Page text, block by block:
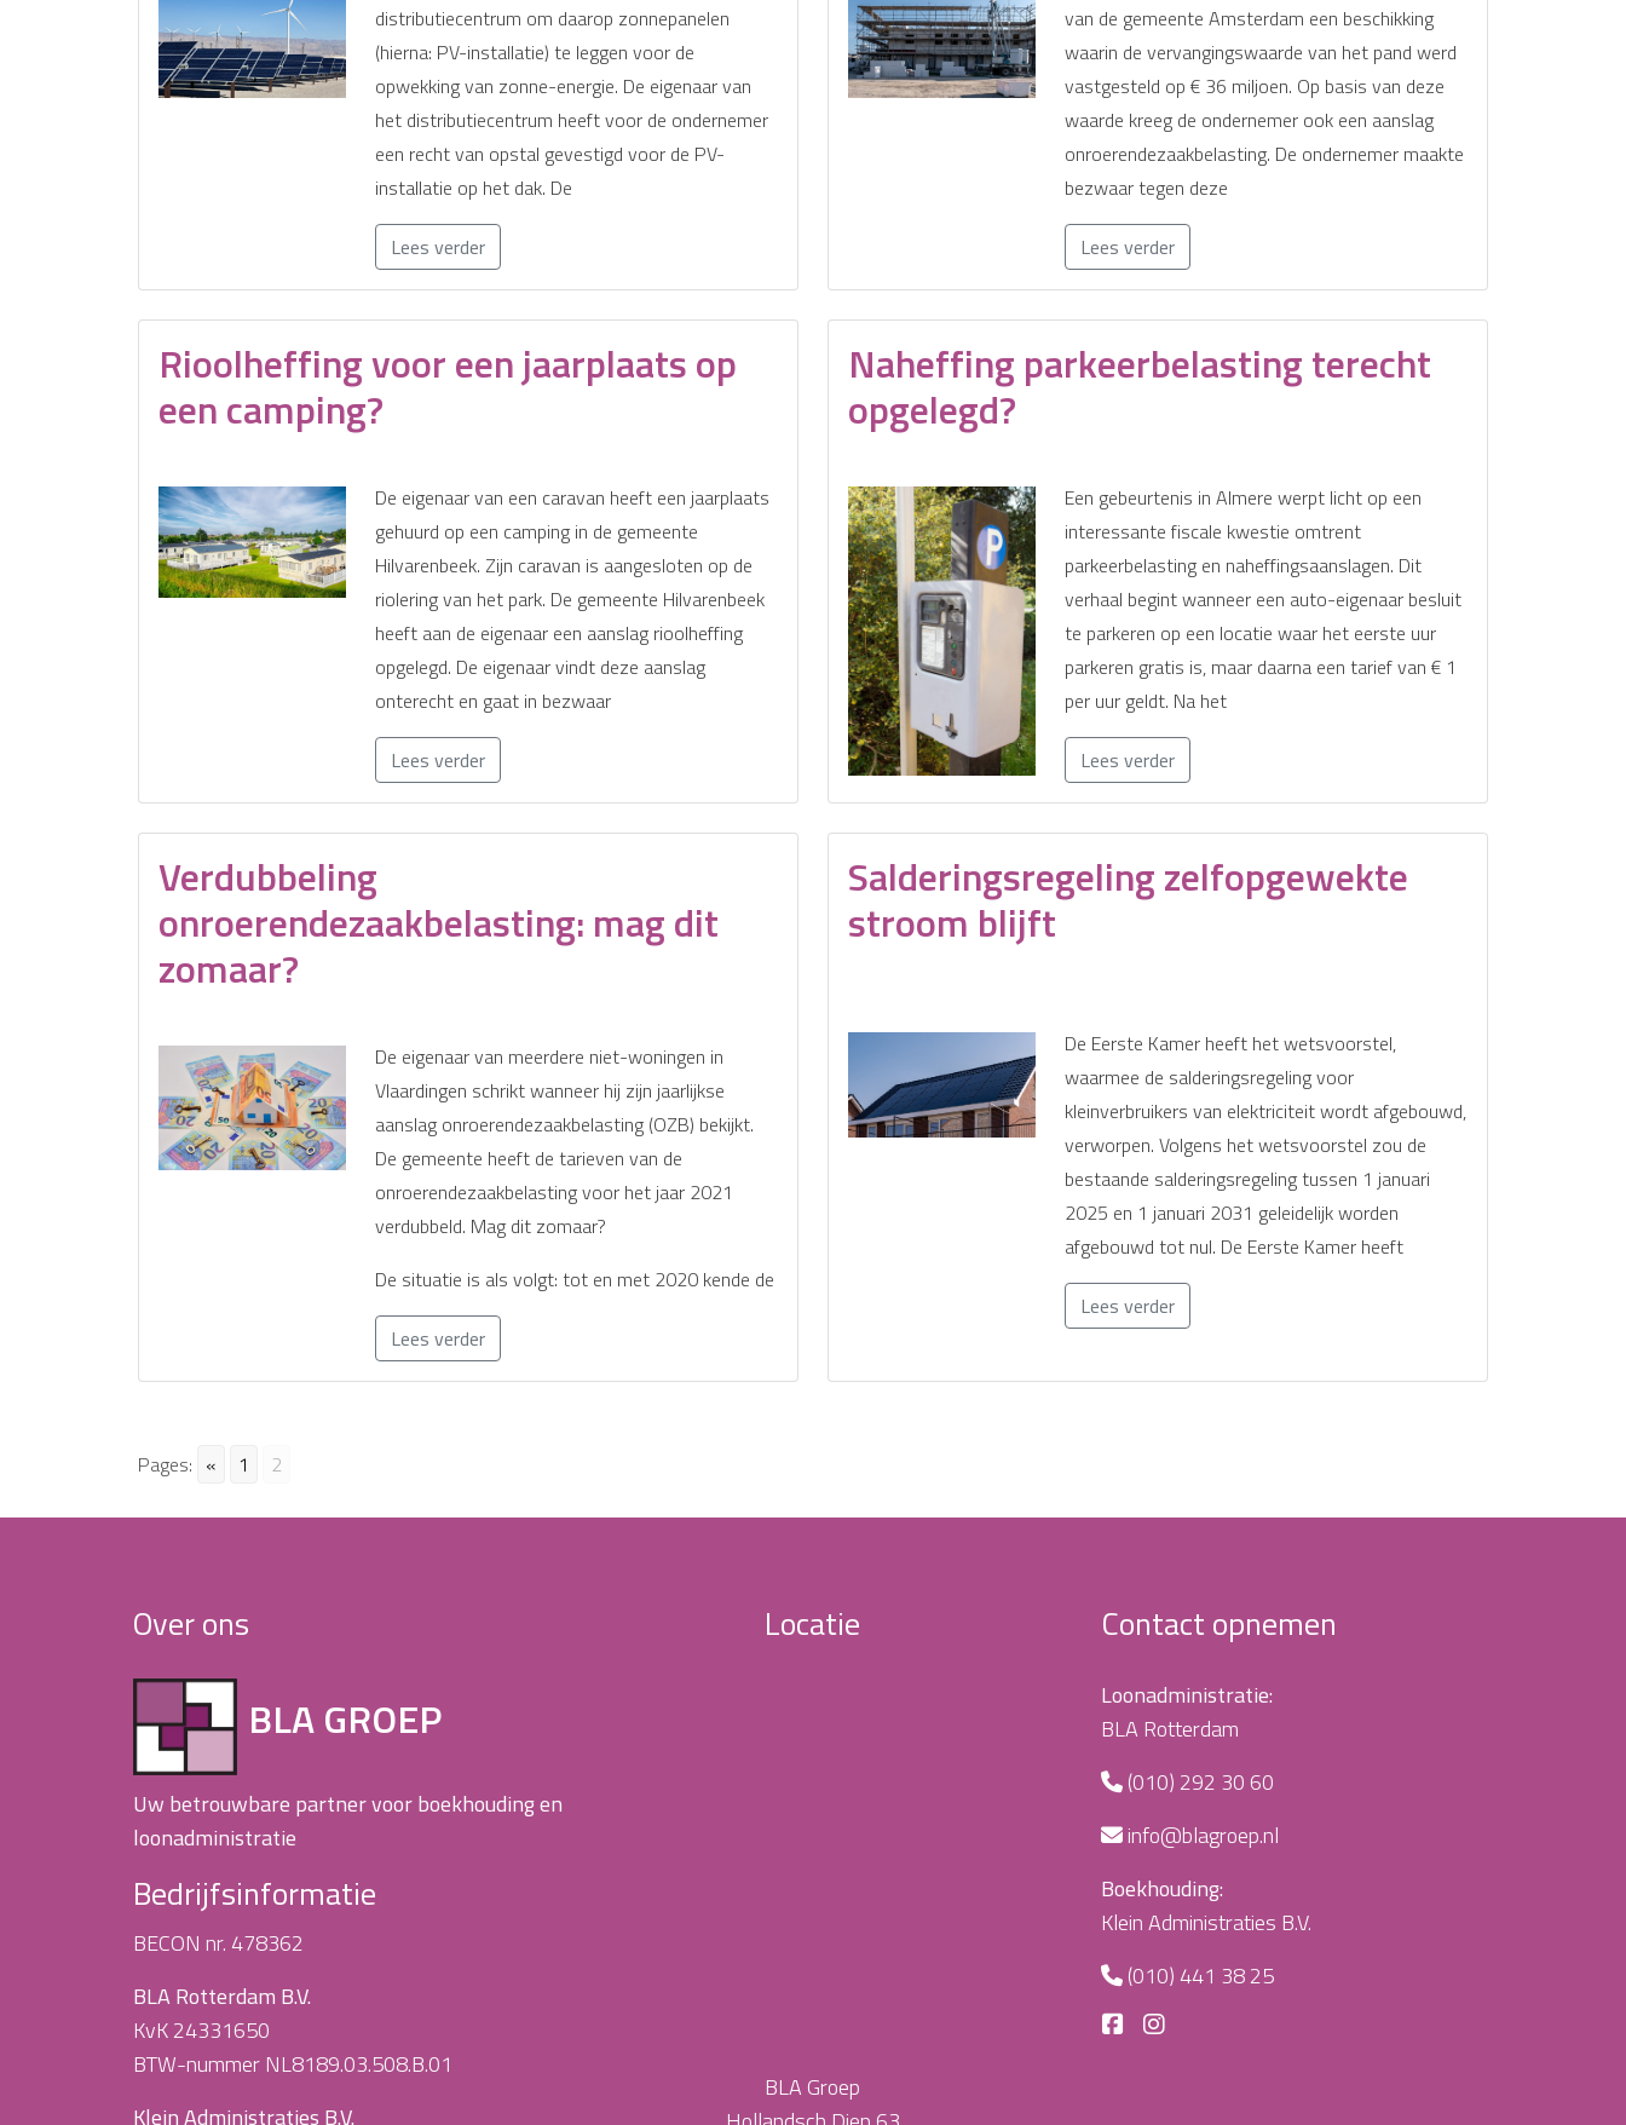
distributiecentrum om daarop zonnepanelen
(hierna: PV-installatie) te leggen voor de
opwekking van zonne-energie. De eigenaar van
het distributiecentrum heeft voor de ondernemer
een recht van opstal gevestigd voor de PV-
installatie op het dak. De
Lees verder
van de gemeente Amsterdam een beschikking
waarin de vervangingswaarde van het pand werd
vastgesteld op € 36 miljoen. Op basis van deze
waarde kreeg de ondernemer ook een aanslag
onroerendezaakbelasting. De ondernemer maakte
bezwaar tegen deze
Lees verder
Rioolheffing voor een jaarplaats op
een camping?
De eigenaar van een caravan heeft een jaarplaats
gehuurd op een camping in de gemeente
Hilvarenbeek. Zijn caravan is aangesloten op de
riolering van het park. De gemeente Hilvarenbeek
heeft aan de eigenaar een aanslag rioolheffing
opgelegd. De eigenaar vindt deze aanslag
onterecht en gaat in bezwaar
Lees verder
Naheffing parkeerbelasting terecht
opgelegd?
Een gebeurtenis in Almere werpt licht op een
interessante fiscale kwestie omtrent
parkeerbelasting en naheffingsaanslagen. Dit
verhaal begint wanneer een auto-eigenaar besluit
te parkeren op een locatie waar het eerste uur
parkeren gratis is, maar daarna een tarief van € 1
per uur geldt. Na het
Lees verder
Verdubbeling
onroerendezaakbelasting: mag dit
zomaar?
De eigenaar van meerdere niet-woningen in
Vlaardingen schrikt wanneer hij zijn jaarlijkse
aanslag onroerendezaakbelasting (OZB) bekijkt.
De gemeente heeft de tarieven van de
onroerendezaakbelasting voor het jaar 2021
verdubbeld. Mag dit zomaar?
De situatie is als volgt: tot en met 2020 kende de
Lees verder
Salderingsregeling zelfopgewekte
stroom blijft
De Eerste Kamer heeft het wetsvoorstel,
waarmee de salderingsregeling voor
kleinverbruikers van elektriciteit wordt afgebouwd,
verworpen. Volgens het wetsvoorstel zou de
bestaande salderingsregeling tussen 1 januari
2025 en 1 januari 2031 geleidelijk worden
afgebouwd tot nul. De Eerste Kamer heeft
Lees verder
Pages: « 1 2
Over ons
BLA GROEP
Uw betrouwbare partner voor boekhouding en
loonadministratie
Bedrijfsinformatie
BECON nr. 478362
BLA Rotterdam B.V.
KvK 24331650
BTW-nummer NL8189.03.508.B.01
Klein Administraties B.V.
Locatie
BLA Groep
Contact opnemen
Loonadministratie:
BLA Rotterdam
(010) 292 30 60
info@blagroep.nl
Boekhouding:
Klein Administraties B.V.
(010) 441 38 25